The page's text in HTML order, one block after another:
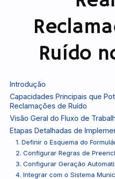
Ruído
Introdução
Capacidades Principais que
Reclamações de Ruído
Visão Geral do Fluxo de
Etapas Detalhadas de
1. Definir o Esquema do
2. Configurar Regras de
3. Configurar Geração
4. Integrar com o Sistema